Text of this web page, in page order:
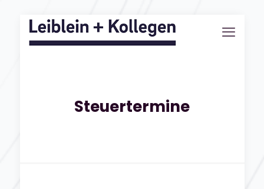
Steuertermine